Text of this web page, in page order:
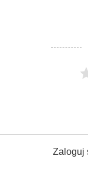
Zaloguj